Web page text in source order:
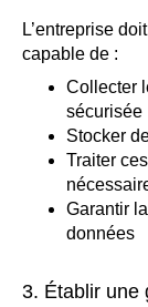
L’entreprise
capable de :
Collecter
sécurisée
Stocker
Traiter
Garantir
données
3. Établir une